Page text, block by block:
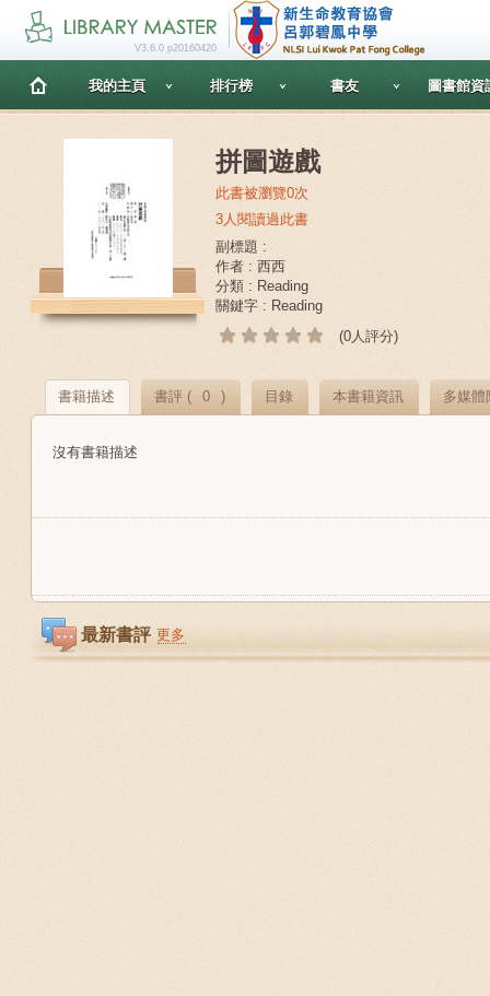
V3.6.0 p20160420
我的主頁 排行榜 書友 圖書館資
拼圖遊戲
此書被瀏覽0次
3人閱讀過此書
副標題 :
作者 : 西西
分類 : Reading
關鍵字 : Reading
(0人評分)
書籍描述 書評 ( 0 ) 目錄 本書籍資訊 多媒體
沒有書籍描述
最新書評 更多